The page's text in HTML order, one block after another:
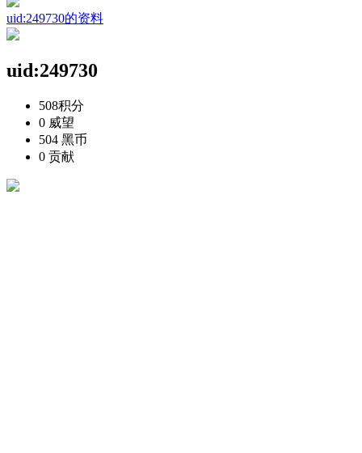
uid:249730的资料
uid:249730
508积分
0 威望
504 黑币
0 贡献